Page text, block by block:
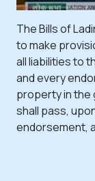
The Bills of
to make
all liabilities to
and every
property in the
shall pass,
endorsement,